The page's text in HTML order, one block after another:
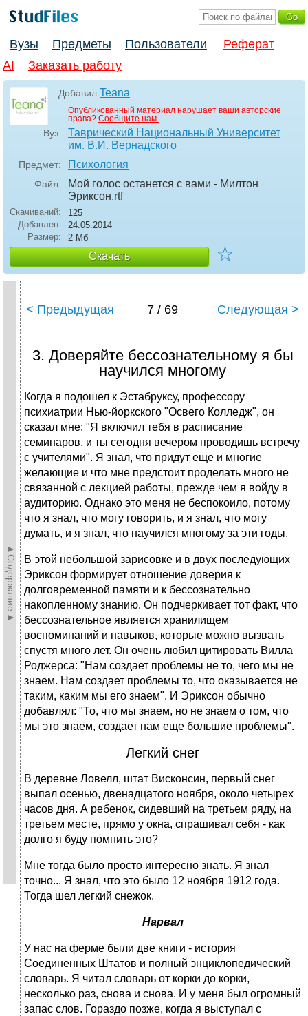
Вузы Предметы Пользователи
Реферат
AI
Заказать работу
Добавил:Teana
Опубликованный материал нарушает ваши авторские
права? Сообщите нам.
Вуз:
Таврический Национальный Университет
им. В.И. Вернадского
Предмет: Психология
Файл:
Мой голос останется с вами - Милтон
Эриксон.rtf
Скачиваний:
125
Добавлен:
24.05.2014
Размер:
2 Мб
Скачать ☆
►Содержание►
< Предыдущая 7 / 69 Следующая >
3. Доверяйте бессознательному я бы
научился многому
Когда я подошел к Эстабруксу, профессору
психиатрии Нью-йоркского "Освего Колледж", он
сказал мне: "Я включил тебя в расписание
семинаров, и ты сегодня вечером проводишь встречу
с учителями". Я знал, что придут еще и многие
желающие и что мне предстоит проделать много не
связанной с лекцией работы, прежде чем я войду в
аудиторию. Однако это меня не беспокоило, потому
что я знал, что могу говорить, и я знал, что могу
думать, и я знал, что научился многому за эти годы.
В этой небольшой зарисовке и в двух последующих
Эриксон формирует отношение доверия к
долговременной памяти и к бессознательно
накопленному знанию. Он подчеркивает тот факт, что
бессознательное является хранилищем
воспоминаний и навыков, которые можно вызвать
спустя много лет. Он очень любил цитировать Вилла
Роджерса: "Нам создает проблемы не то, чего мы не
знаем. Нам создает проблемы то, что оказывается не
таким, каким мы его знаем". И Эриксон обычно
добавлял: "То, что мы знаем, но не знаем о том, что
мы это знаем, создает нам еще большие проблемы".
Легкий снег
В деревне Ловелл, штат Висконсин, первый снег
выпал осенью, двенадцатого ноября, около четырех
часов дня. А ребенок, сидевший на третьем ряду, на
третьем месте, прямо у окна, спрашивал себя - как
долго я буду помнить это?
Мне тогда было просто интересно знать. Я знал
точно... Я знал, что это было 12 ноября 1912 года.
Тогда шел легкий снежок.
Нарвал
У нас на ферме были две книги - история
Соединенных Штатов и полный энциклопедический
словарь. Я читал словарь от корки до корки,
несколько раз, снова и снова. И у меня был огромный
запас слов. Гораздо позже, когда я выступал с